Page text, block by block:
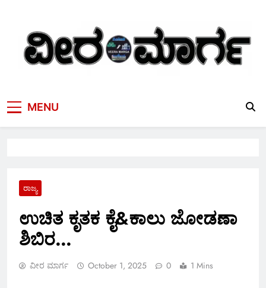
content
MENU
ರಾಜ್ಯ
ಉಚಿತ ಕೃತಕ ಕೈ&ಕಾಲು ಜೋಡಣಾ
ಶಿಬಿರ…
ವೀರ ಮಾರ್ಗ October 1, 2025 0 1 Mins